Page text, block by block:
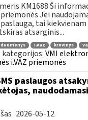
KM1688 Ši
Jei
tai
atsarginis...
duomenys i.vaz krovinys
kategorijos:VMI
i.VAZ priemonės
paslaugos
2026-05-12